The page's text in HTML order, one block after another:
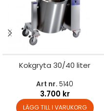
Kokgryta 30/40 liter
Art nr. 5140
3.700 kr
LÄGG TILL I VARUKORG